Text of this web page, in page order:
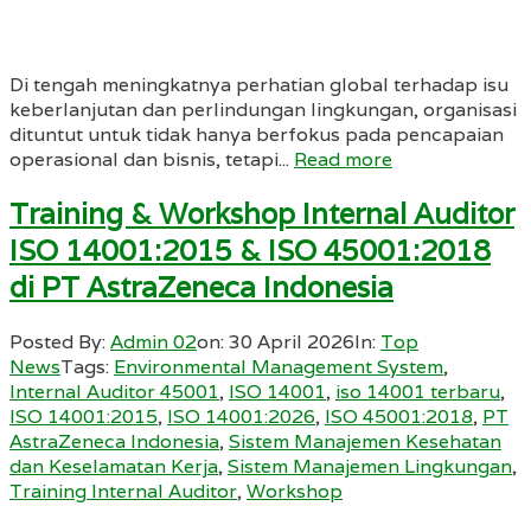
Di tengah meningkatnya perhatian global terhadap isu
keberlanjutan dan perlindungan lingkungan, organisasi
dituntut untuk tidak hanya berfokus pada pencapaian
operasional dan bisnis, tetapi... Read more
Training & Workshop Internal Auditor
ISO 14001:2015 & ISO 45001:2018
di PT AstraZeneca Indonesia
Posted By:Admin 02on:30 April 2026In: Top
NewsTags: Environmental Management System,
Internal Auditor 45001, ISO 14001, iso 14001 terbaru,
ISO 14001:2015, ISO 14001:2026, ISO 45001:2018, PT
AstraZeneca Indonesia,Sistem Manajemen Kesehatan
dan Keselamatan Kerja,Sistem Manajemen Lingkungan,
Training Internal Auditor,Workshop